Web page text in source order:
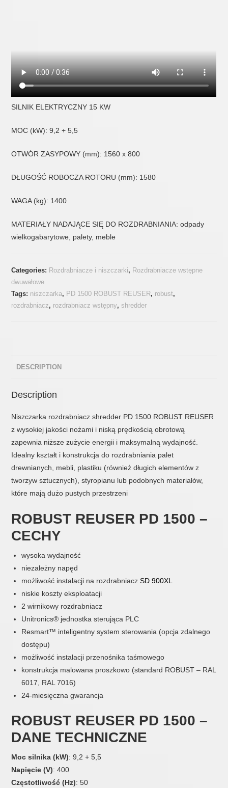
SILNIK ELEKTRYCZNY 15 KW
MOC (kW): 9,2 + 5,5
OTWÓR ZASYPOWY (mm): 1560 x 800
DŁUGOŚĆ ROBOCZA ROTORU (mm): 1580
WAGA (kg): 1400
MATERIAŁY NADAJĄCE SIĘ DO ROZDRABNIANIA: odpady
wielkogabarytowe, palety, meble
Categories: Rozdrabniacze i niszczarki, Rozdrabniacze wstępne
dwuwałowe
Tags: niszczarka, PD 1500 ROBUST REUSER, robust,
rozdrabniacz, rozdrabniacz wstępny,shredder
DESCRIPTION
Description
Niszczarka rozdrabniacz shredder PD 1500 ROBUST REUSER
z wysokiej jakości nożami i niską prędkością obrotową
zapewnia niższe zużycie energii i maksymalną wydajność.
Idealny kształt i konstrukcja do rozdrabniania palet
drewnianych, mebli, plastiku (również długich elementów z
tworzyw sztucznych), styropianu lub podobnych materiałów,
które mają dużo pustych przestrzeni
ROBUST REUSER PD 1500 –
CECHY
wysoka wydajność
niezależny napęd
możliwość instalacji na rozdrabniaczSD 900XL
niskie koszty eksploatacji
2 wirnikowy rozdrabniacz
Unitronics® jednostka sterująca PLC
Resmart™ inteligentny system sterowania (opcja zdalnego
dostępu)
możliwość instalacji przenośnika taśmowego
konstrukcja malowana proszkowo (standard ROBUST – RAL
6017, RAL 7016)
24-miesięczna gwarancja
ROBUST REUSER PD 1500 –
DANE TECHNICZNE
Moc silnika (kW): 9,2 + 5,5
Napięcie (V): 400
Częstotliwość (Hz): 50